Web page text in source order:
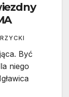
Być
niego